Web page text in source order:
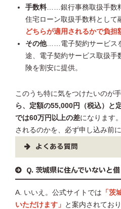
手数料……銀行事務取扱手数
住宅ローン取扱手数料として
どちらが適用されるかで負担
その他……電子契約サービス
途、電子契約サービス取扱手
険を割安に提供。
このうち特に気をつけたいのが手
ら、定額の55,000円（税込）と
では60万円以上の差になります
されるのかを、必ず申し込み前
よくある質問
Q. 茨城県に住んでいないと
A. いいえ。公式サイトでは 「茨
いただけます」 と案内されてお